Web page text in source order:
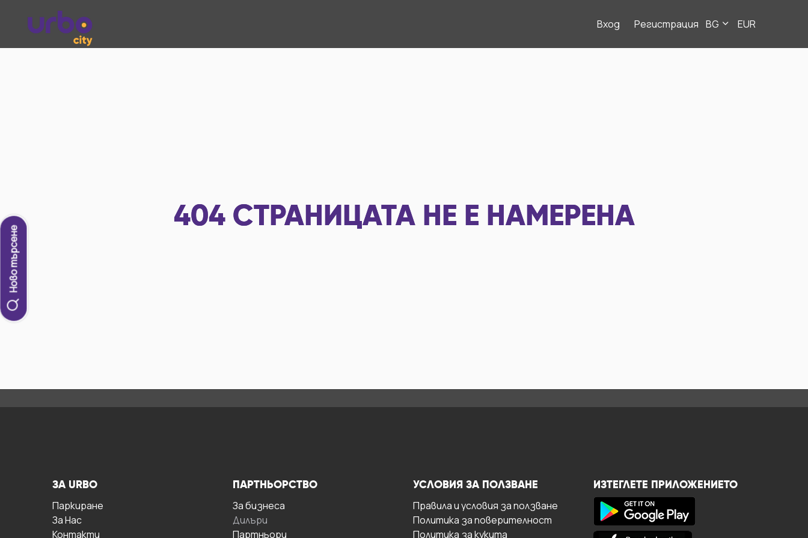
Вход Регистрация BG EUR
Ново търсене
404 СТРАНИЦАТА НЕ Е НАМЕРЕНА
ЗА URBO
Паркиране
За Hас
Контакти
ПАРТНЬОРСТВО
За бизнесa
Дилъри
Партньори
УСЛОВИЯ ЗА ПОЛЗВАНЕ
Правила и условия за ползване
Политика за поверителност
Политика за кукита
ИЗТЕГЛЕТЕ ПРИЛОЖЕНИЕТО